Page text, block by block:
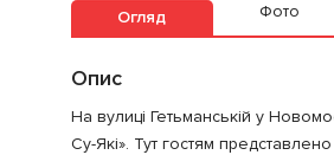
Огляд Фото
Опис
На вулиці Гетьманській у
Су-Які». Тут гостям